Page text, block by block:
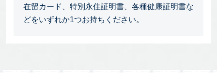
在留カード、特別永住証明書、各種健康証明書な
どをいずれか1つお持ちください。